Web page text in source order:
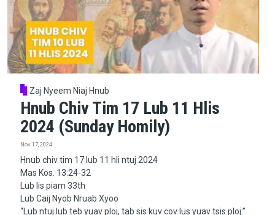
Zaj Nyeem Niaj Hnub
Hnub Chiv Tim 17 Lub 11 Hlis
2024 (Sunday Homily)
Nov 17, 2024
Hnub chiv tim 17 lub 11 hli ntuj 2024
Mas Kos. 13:24-32
Lub lis piam 33th
Lub Caij Nyob Nruab Xyoo
“Lub ntuj lub teb yuav ploj, tab sis kuv cov lus yuav tsis ploj.”